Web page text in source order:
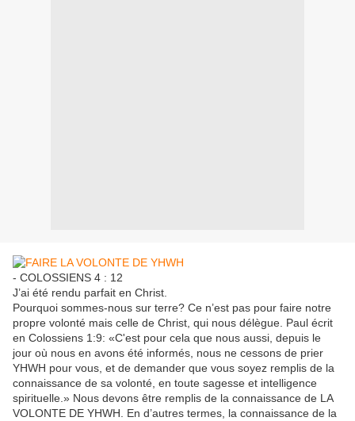
- COLOSSIENS 4 : 12
J’ai été rendu parfait en Christ.
Pourquoi sommes-nous sur terre? Ce n’est pas pour faire notre
propre volonté mais celle de Christ, qui nous délègue. Paul écrit
en Colossiens 1:9: «C'est pour cela que nous aussi, depuis le
jour où nous en avons été informés, nous ne cessons de prier
YHWH pour vous, et de demander que vous soyez remplis de la
connaissance de sa volonté, en toute sagesse et intelligence
spirituelle.» Nous devons être remplis de la connaissance de LA
VOLONTE DE YHWH. En d’autres termes, la connaissance de la